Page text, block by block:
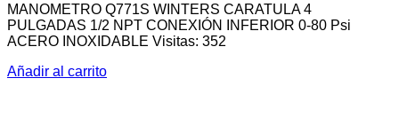
MANOMETRO Q771S WINTERS CARATULA 4
PULGADAS 1/2 NPT CONEXIÓN INFERIOR 0-80 Psi
ACERO INOXIDABLE Visitas: 352
Añadir al carrito